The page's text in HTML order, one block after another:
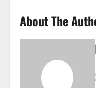
About The